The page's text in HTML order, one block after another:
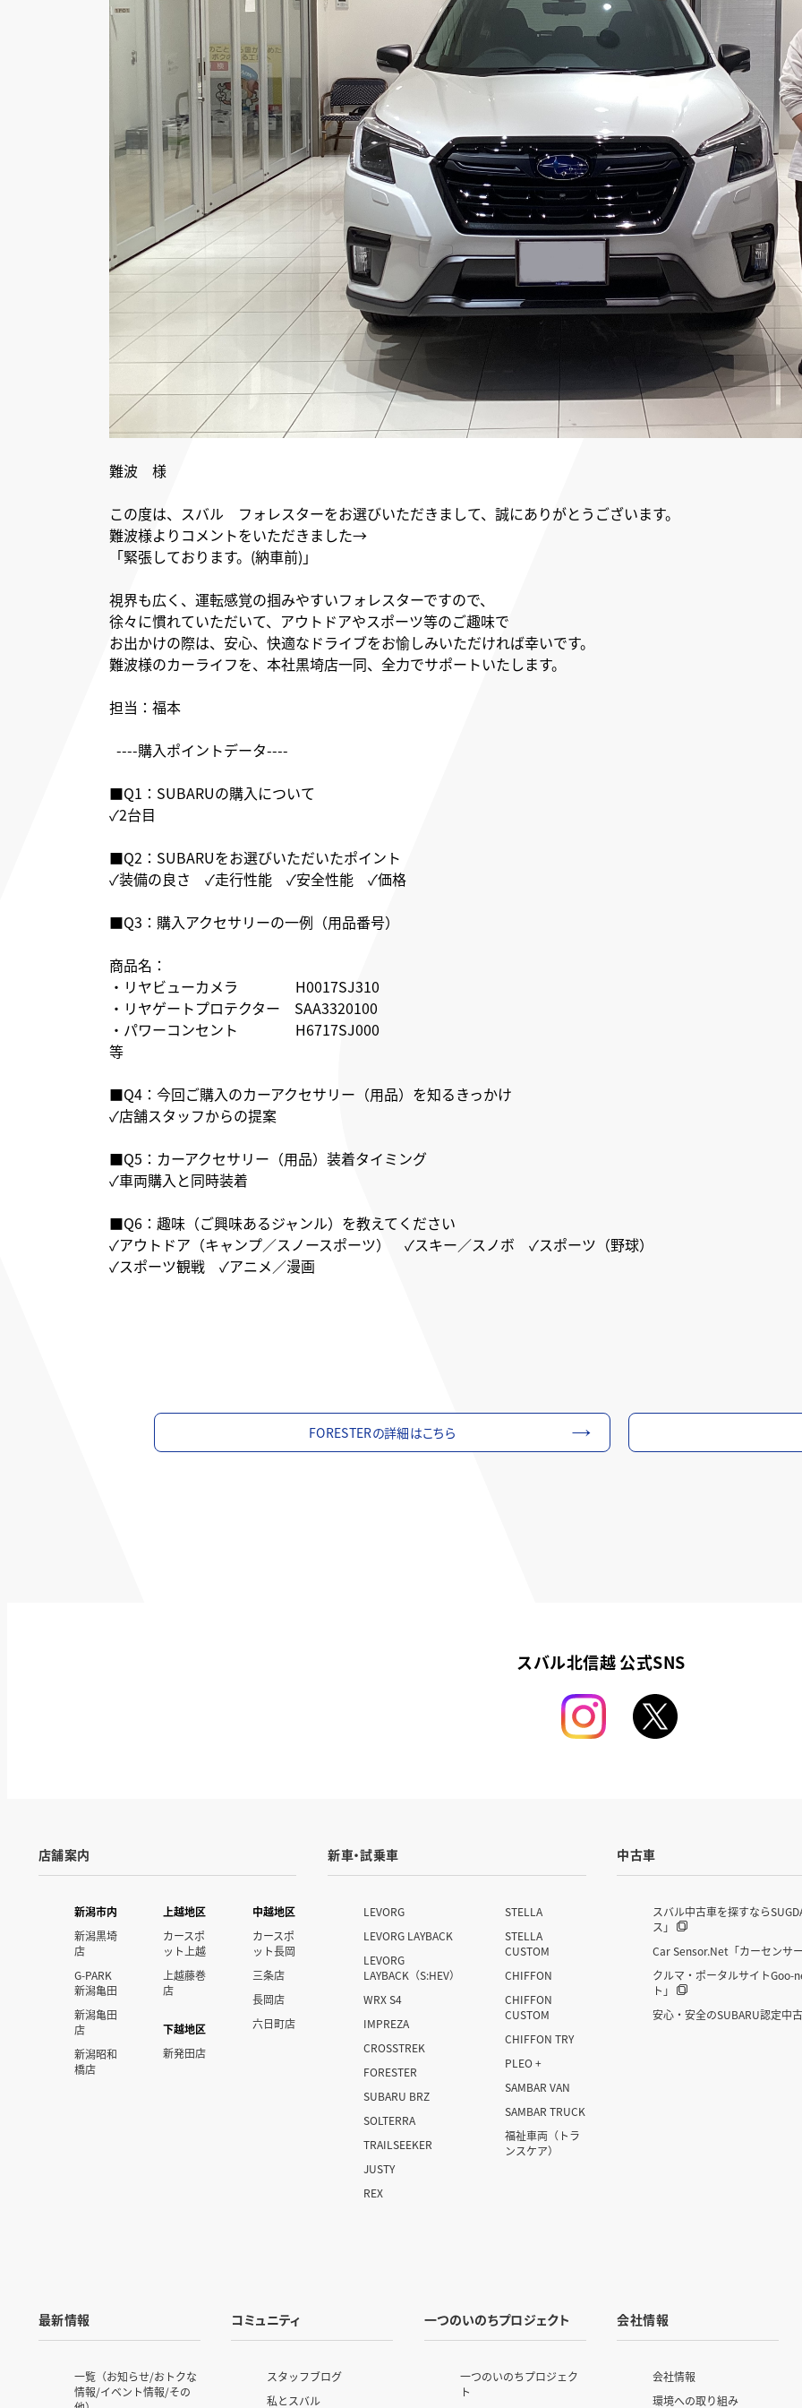
難波 様
この度は、スバル フォレスターをお選びいただきまして、誠にありがとうございます。
難波様よりコメントをいただきました→
「緊張しております。(納車前)」
視界も広く、運転感覚の掴みやすいフォレスターですので、
徐々に慣れていただいて、アウトドアやスポーツ等のご趣味で
お出かけの際は、安心、快適なドライブをお愉しみいただければ幸いです。
難波様のカーライフを、本社黒埼店一同、全力でサポートいたします。
担当：福本
----購入ポイントデータ----
■Q1：SUBARUの購入について
✓2台目
■Q2：SUBARUをお選びいただいたポイント
✓装備の良さ ✓走行性能 ✓安全性能 ✓価格
■Q3：購入アクセサリーの一例（用品番号）
商品名：
・リヤビューカメラ H0017SJ310
・リヤゲートプロテクター SAA3320100
・パワーコンセント H6717SJ000
等
■Q4：今回ご購入のカーアクセサリー（用品）を知るきっかけ
✓店舗スタッフからの提案
■Q5：カーアクセサリー（用品）装着タイミング
✓車両購入と同時装着
■Q6：趣味（ご興味あるジャンル）を教えてください
✓アウトドア（キャンプ／スノースポーツ） ✓スキー／スノボ ✓スポーツ（野球）
✓スポーツ観戦 ✓アニメ／漫画
FORESTERの詳細はこちら
スバル北信越 公式SNS
店舗案内
新潟市内
新潟黒埼
店
G-PARK
新潟亀田
新潟亀田
店
新潟昭和
橋店
上越地区
カースポ
ット上越
上越藤巻
店
下越地区
新発田店
中越地区
カースポ
ット長岡
三条店
長岡店
六日町店
新車・試乗車
LEVORG
LEVORG LAYBACK
LEVORG
LAYBACK（S:HEV）
WRX S4
IMPREZA
CROSSTREK
FORESTER
SUBARU BRZ
SOLTERRA
TRAILSEEKER
JUSTY
REX
STELLA
STELLA
CUSTOM
CHIFFON
CHIFFON
CUSTOM
CHIFFON TRY
PLEO +
SAMBAR VAN
SAMBAR TRUCK
福祉車両 （トラ
ンスケア）
中古車
スバル中古車を探すなら
ス」
Car Sensor.Net「カーセンサー
クルマ・ポータルサイトGoo-
ト」
安心・安全のSUBARU認定中
最新情報
一覧（お知らせ/おトクな
情報/イベント情報/その
コミュニティ
スタッフブログ
私とスバル
一つのいのちプロジェクト
一つのいのちプロジェク
ト
会社情報
会社情報
環境への取り組み